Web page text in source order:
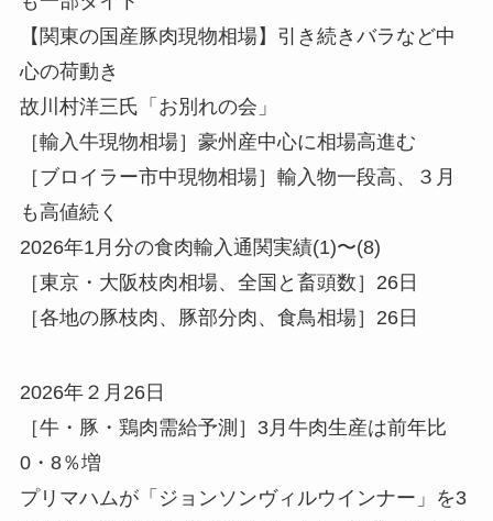
【関東の国産豚肉現物相場】引き続きバラなど中
心の荷動き
故川村洋三氏「お別れの会」
［輸入牛現物相場］豪州産中心に相場高進む
［ブロイラー市中現物相場］輸入物一段高、３月
も高値続く
2026年1月分の食肉輸入通関実績(1)〜(8)
［東京・大阪枝肉相場、全国と畜頭数］26日
［各地の豚枝肉、豚部分肉、食鳥相場］26日
2026年２月26日
［牛・豚・鶏肉需給予測］3月牛肉生産は前年比
0・8％増
プリマハムが「ジョンソンヴィルウインナー」を3